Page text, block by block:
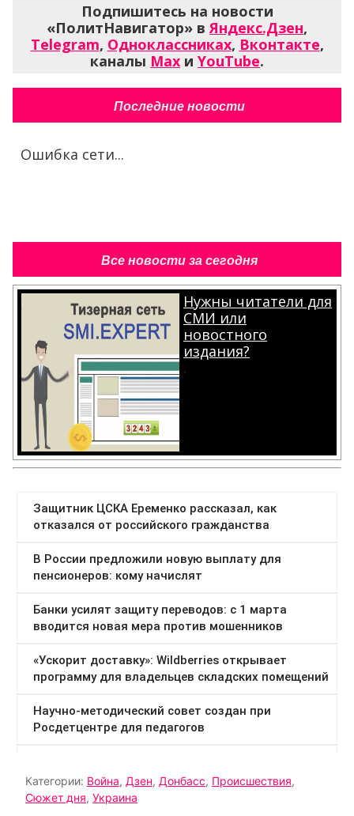
Подпишитесь на новости
«ПолитНавигатор» вЯндекс.Дзен,
Telegram, Одноклассниках, Вконтакте,
каналы Max и YouTube.
Последние новости
Ошибка сети...
Все новости за сегодня
Нужны читатели для
СМИ или
новостного
издания?
.
Категории: Война, Дзен, Донбасс, Происшествия,
Сюжет дня, Украина